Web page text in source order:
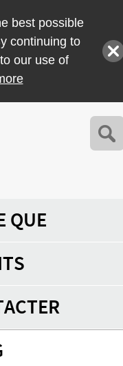
best possible
continuing to
our use of
QUE